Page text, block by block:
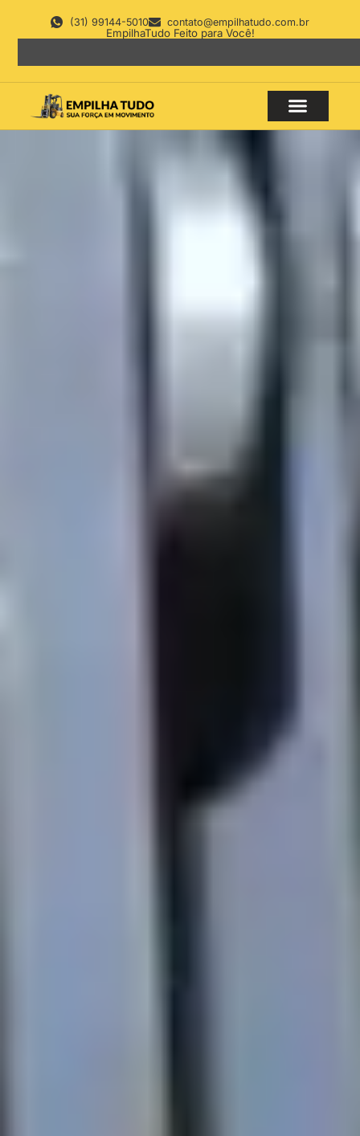
(31) 99144-5010 contato@empilhatudo.com.br
EmpilhaTudo Feito para Você!